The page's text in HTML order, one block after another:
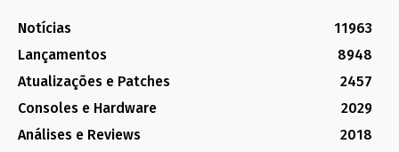
Notícias
11963
Lançamentos
8948
Atualizações e Patches
2457
Consoles e Hardware
2029
Análises e Reviews
2018